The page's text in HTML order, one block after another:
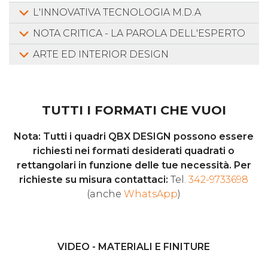
L'INNOVATIVA TECNOLOGIA M.D.A
NOTA CRITICA - LA PAROLA DELL'ESPERTO
ARTE ED INTERIOR DESIGN
TUTTI I FORMATI CHE VUOI
Nota: Tutti i quadri QBX DESIGN possono essere
richiesti nei formati desiderati quadrati o
rettangolari in funzione delle tue necessità. Per
richieste su misura contattaci:Tel.342-9733698
(ancheWhatsApp)
VIDEO - MATERIALI E FINITURE